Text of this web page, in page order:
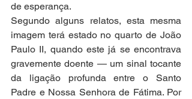
de esperança.
Segundo alguns relatos, esta mesma
imagem terá estado no quarto de João
Paulo II, quando este já se encontrava
gravemente doente — um sinal tocante
da ligação profunda entre o Santo
Padre e Nossa Senhora de Fátima. Por